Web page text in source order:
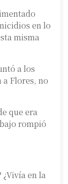
en lo
misma
a los
Flores, no
que era
rompió
en la